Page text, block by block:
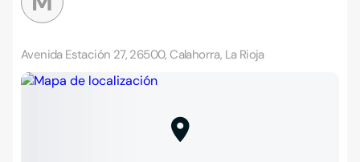
Avenida Estación 27, 26500, Calahorra, La Rioja